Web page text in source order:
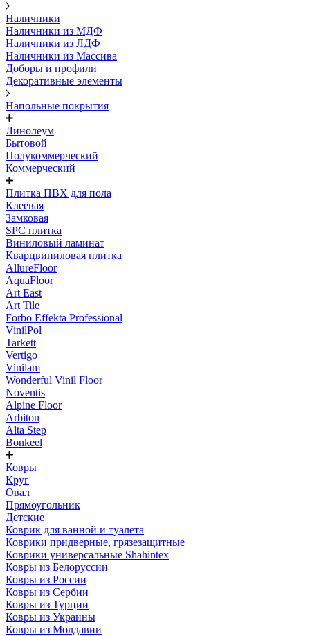
Наличники
Наличники из МДФ
Наличники из ЛДФ
Наличники из Массива
Доборы и профили
Декоративные элементы
Напольные покрытия
Линолеум
Бытовой
Полукоммерческий
Коммерческий
Плитка ПВХ для пола
Клеевая
Замковая
SPC плитка
Виниловый ламинат
Кварцвиниловая плитка
AllureFloor
AquaFloor
Art East
Art Tile
Forbo Effekta Professional
VinilPol
Tarkett
Vertigo
Vinilam
Wonderful Vinil Floor
Noventis
Alpine Floor
Arbiton
Alta Step
Bonkeel
Ковры
Круг
Овал
Прямоугольник
Детские
Коврик для ванной и туалета
Коврики придверные, грязезащитные
Коврики универсальные Shahintex
Ковры из Белоруссии
Ковры из России
Ковры из Сербии
Ковры из Турции
Ковры из Украины
Ковры из Молдавии